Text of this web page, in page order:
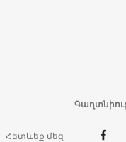
Հետևեք մեզ